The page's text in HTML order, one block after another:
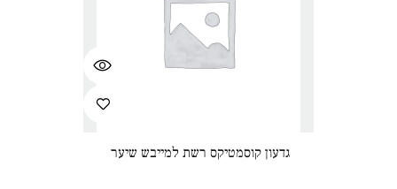
גדעון קוסמטיקס רשת למייבש שיער